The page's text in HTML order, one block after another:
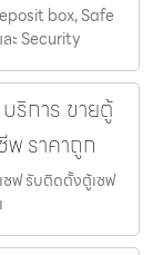
box, Safe
ะ Security
ริการ ขายตู้
ราคาถูก
ซฟ รับติดตั้งตู้เซฟ